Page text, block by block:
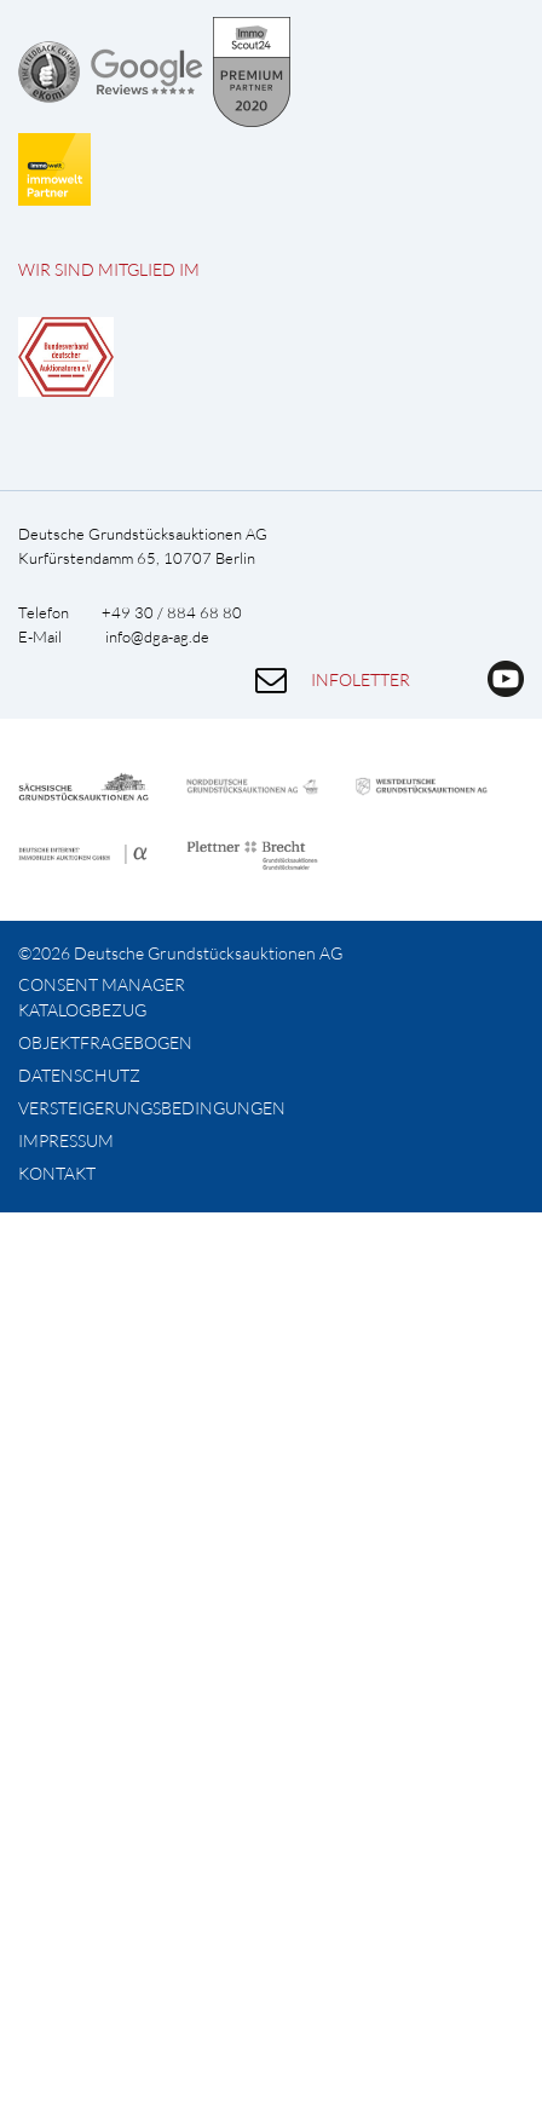
WIR SIND MITGLIED IM
Deutsche Grundstücksauktionen AG
Kurfürstendamm 65, 10707 Berlin
Telefon +49 30 / 884 68 80
E-Mail info@dga-ag.de
INFOLETTER
©2026 Deutsche Grundstücksauktionen AG
CONSENT MANAGER
KATALOGBEZUG
OBJEKTFRAGEBOGEN
DATENSCHUTZ
VERSTEIGERUNGSBEDINGUNGEN
IMPRESSUM
KONTAKT